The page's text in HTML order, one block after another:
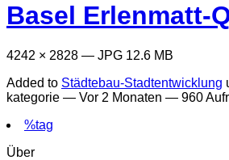
Basel Erlenmatt-
4242 × 2828 — JPG 12.6 MB
Added to Städtebau-Stadtentwicklung
kategorie — Vor 2 Monaten — 960
%tag
Über